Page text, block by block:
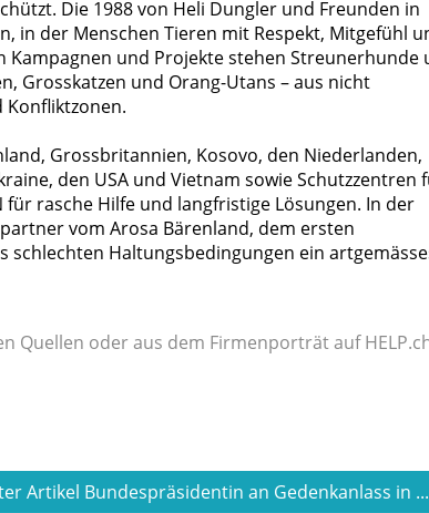
Die 1988 von Heli Dungler und Freunden in
in der Menschen Tieren mit Respekt, Mitgefühl
und Projekte stehen Streunerhunde
Grosskatzen und Orang-Utans – aus nicht
Grossbritannien, Kosovo, den Niederlanden,
den USA und Vietnam sowie Schutzzentren
für rasche Hilfe und langfristige Lösungen. In der
vom Arosa Bärenland, dem ersten
schlechten Haltungsbedingungen ein
Quellen oder aus dem Firmenporträt auf
Artikel Bundespräsidentin an Gedenkanlass in